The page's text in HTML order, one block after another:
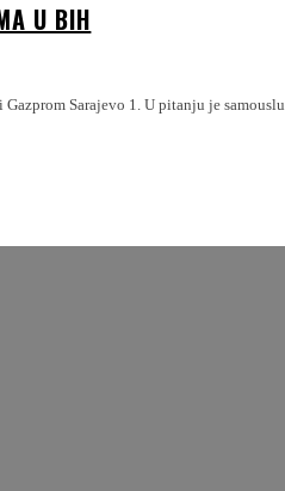
U BIH
Sarajevo 1. U pitanju je